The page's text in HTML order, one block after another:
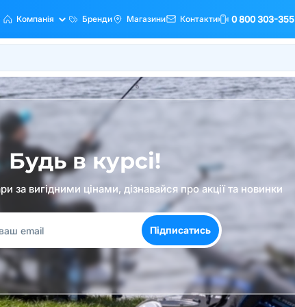
Компанія Бренди Магазини Контакти 0 800 303-355
Будь в курсі!
за вигідними цінами, дізнавайся про акції та новинки
Підписатись